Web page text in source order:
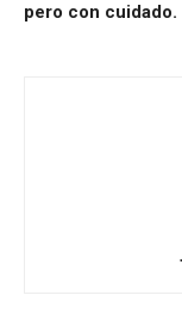
pero con cuidado.